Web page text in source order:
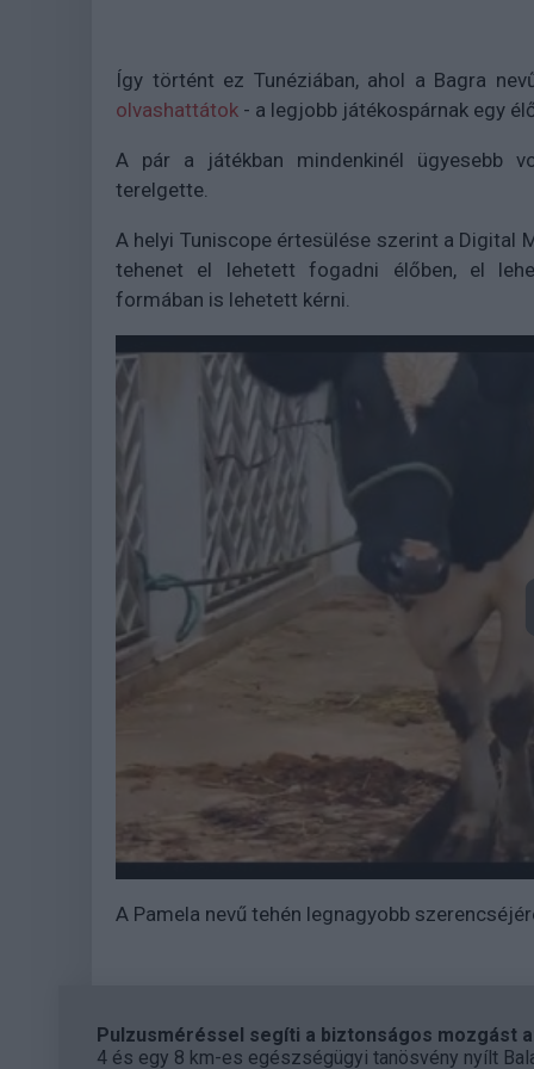
Így történt ez Tunéziában, ahol a Bagra
olvashattátok - a legjobb játékospárnak egy
A pár a játékban mindenkinél ügyesebb
terelgette.
A helyi Tuniscope értesülése szerint a
tehenet el lehetett fogadni élőben, el
formában is lehetett kérni.
A Pamela nevű tehén legnagyobb
Pulzusméréssel segíti a biztonságos mozgást
4 és egy 8 km-es egészségügyi tanösvény nyílt